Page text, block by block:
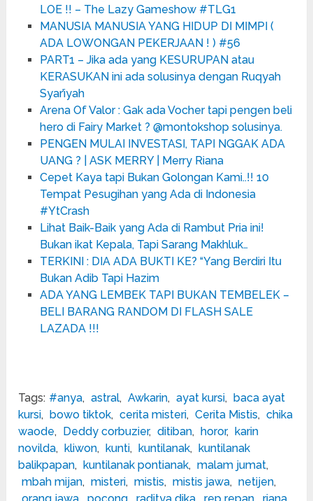
LOE !! – The Lazy Gameshow #TLG1
MANUSIA MANUSIA YANG HIDUP DI MIMPI (
ADA LOWONGAN PEKERJAAN ! ) #56
PART1 – Jika ada yang KESURUPAN atau
KERASUKAN ini ada solusinya dengan Ruqyah
Syar’iyah
Arena Of Valor : Gak ada Vocher tapi pengen beli
hero di Fairy Market ? @montokshop solusinya.
PENGEN MULAI INVESTASI, TAPI NGGAK ADA
UANG ? | ASK MERRY | Merry Riana
Cepet Kaya tapi Bukan Golongan Kami..!! 10
Tempat Pesugihan yang Ada di Indonesia
#YtCrash
Lihat Baik-Baik yang Ada di Rambut Pria ini!
Bukan ikat Kepala, Tapi Sarang Makhluk…
TERKINI : DIA ADA BUKTI KE? “Yang Berdiri Itu
Bukan Adib Tapi Hazim
ADA YANG LEMBEK TAPI BUKAN TEMBELEK –
BELI BARANG RANDOM DI FLASH SALE
LAZADA !!!
Tags: #anya, astral, Awkarin, ayat kursi, baca ayat
kursi, bowo tiktok, cerita misteri, Cerita Mistis, chika
waode, Deddy corbuzier, ditiban, horor, karin
novilda, kliwon, kunti, kuntilanak, kuntilanak
balikpapan, kuntilanak pontianak, malam jumat,
mbah mijan, misteri, mistis, mistis jawa, netijen,